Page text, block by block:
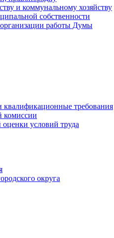
и коммунальному хозяйству
собственности
организации работы Думы
квалификационные требования
комиссии
оценки условий труда
округа